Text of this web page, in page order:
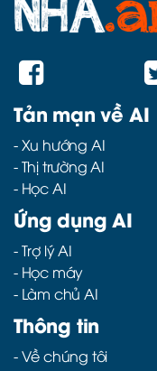
Tản mạn về AI
-Xu hướng AI
-Thị trường AI
- Học AI
Ứng dụng AI
-Trợ lý AI
- Học máy
- Làm chủ AI
Thông tin
- Về chúng tôi